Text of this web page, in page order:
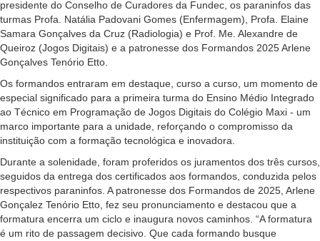
presidente do Conselho de Curadores da Fundec, os paraninfos das
turmas Profa. Natália Padovani Gomes (Enfermagem), Profa. Elaine
Samara Gonçalves da Cruz (Radiologia) e Prof. Me. Alexandre de
Queiroz (Jogos Digitais) e a patronesse dos Formandos 2025 Arlene
Gonçalves Tenório Etto.
Os formandos entraram em destaque, curso a curso, um momento de
especial significado para a primeira turma do Ensino Médio Integrado
ao Técnico em Programação de Jogos Digitais do Colégio Maxi - um
marco importante para a unidade, reforçando o compromisso da
instituição com a formação tecnológica e inovadora.
Durante a solenidade, foram proferidos os juramentos dos três cursos,
seguidos da entrega dos certificados aos formandos, conduzida pelos
respectivos paraninfos. A patronesse dos Formandos de 2025, Arlene
Gonçalez Tenório Etto, fez seu pronunciamento e destacou que a
formatura encerra um ciclo e inaugura novos caminhos. “A formatura
é um rito de passagem decisivo. Que cada formando busque